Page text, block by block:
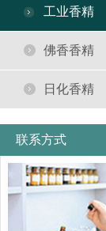
工业香精
佛香香精
日化香精
联系方式